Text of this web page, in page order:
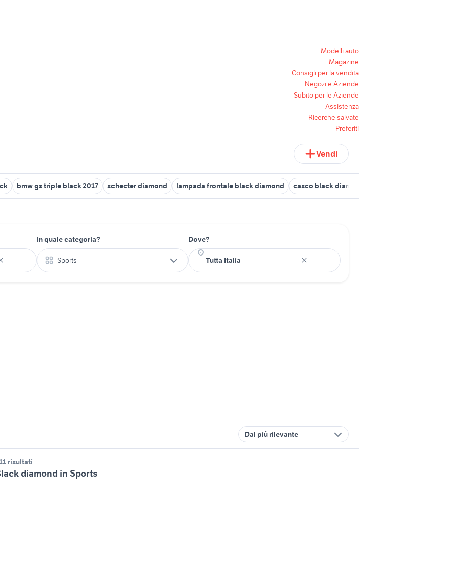
Modelli auto
Magazine
Consigli per la vendita
Negozi e Aziende
Subito per le Aziende
Assistenza
Ricerche salvate
Preferiti
Vendi
bmw gs triple black 2017 schecter diamond lampada frontale black diamond casco black diamond
In quale categoria?
Sports
Dove?
Dal più rilevante
risultati
diamond in Sports